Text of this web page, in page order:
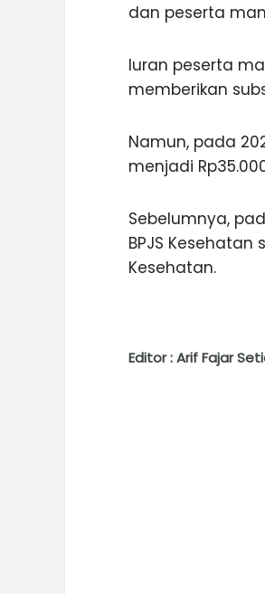
dan peserta
Iuran peserta
memberikan
Namun, pada
menjadi
Sebelumnya,
BPJS
Kesehatan.
Editor : Arif Fajar